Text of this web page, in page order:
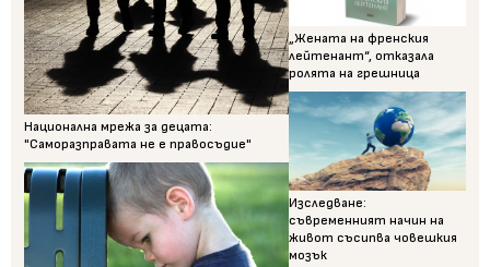
Национална мрежа за децата:
"Саморазправата не е правосъдие"
„Жената на френския
лейтенант“, отказала
ролята на грешница
Изследване:
съвременният начин на
живот съсипва човешкия
мозък